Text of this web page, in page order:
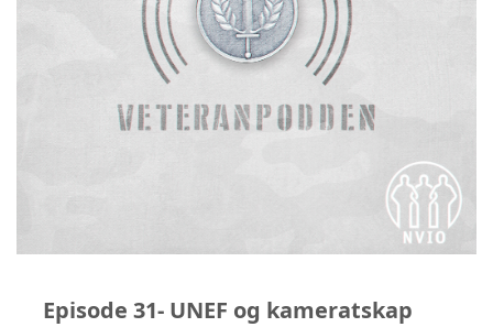
Episode 31- UNEF og kameratskap